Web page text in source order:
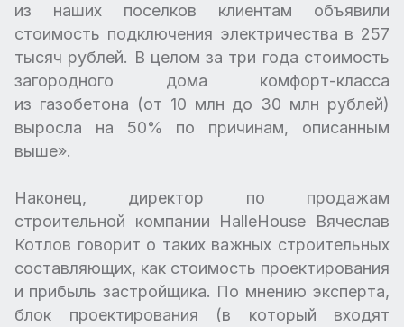
из наших поселков клиентам объявили
стоимость подключения электричества в 257
тысяч рублей. В целом за три года стоимость
загородного дома комфорт-класса
из газобетона (от 10 млн до 30 млн рублей)
выросла на 50% по причинам, описанным
выше».
Наконец, директор по продажам
строительной компании HalleHouse Вячеслав
Котлов говорит о таких важных строительных
составляющих, как стоимость проектирования
и прибыль застройщика. По мнению эксперта,
блок проектирования (в который входят